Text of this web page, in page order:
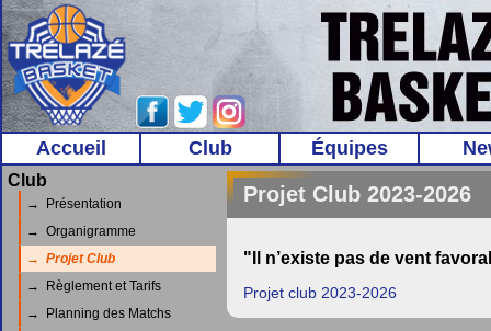
Accueil Club Équipes
Club
→ Présentation
→ Organigramme
→ Projet Club
→ Règlement et Tarifs
→ Planning des Matchs
Projet Club 2023-2026
"Il n’existe pas de vent
Projet club 2023-2026